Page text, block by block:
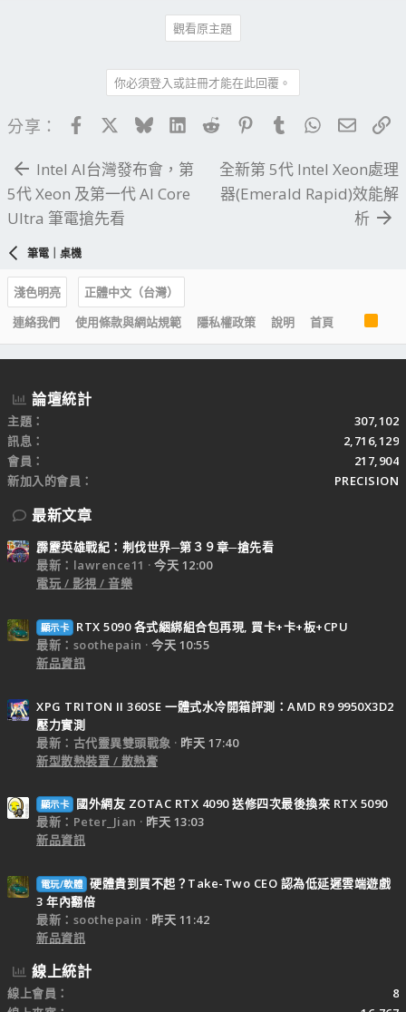
觀看原主題
你必須登入或註冊才能在此回覆。
分享： FacebookBlueskyLinkedIn
Reddit PinterestTumblrWhatsApp
電子
Intel AI台灣發布會，第
5代 Xeon 及第一代 AI Core
Ultra 筆電搶先看
全新第 5代 Intel Xeon處理
器(Emerald Rapid)效能解
析
筆電｜桌機
淺色明亮
正體中文（台灣）
連絡我們
使用條款與網站規範 隱私權政策 說明 首頁
R
S
S
論壇統計
主題
307,102
訊息
2,716,129
會員
217,904
新加入的會員
PRECISION
最新文章
霹靂英雄戰紀：刜伐世界─第３９章─搶先看
最新：lawrence11
今天 12:00
電玩 / 影視 / 音樂
顯示卡
RTX 5090 各式綑綁組合包再現, 買卡+卡+板+CPU
最新：soothepain
今天 10:55
新品資訊
XPG TRITON II 360SE 一體式水冷開箱評測：AMD R9 9950X3D2
壓力實測
最新：古代靈異雙頭戰象
昨天 17:40
新型散熱裝置 / 散熱膏
顯示卡
國外網友 ZOTAC RTX 4090 送修四次最後換來 RTX 5090
最新：Peter_Jian
昨天 13:03
新品資訊
電玩/軟體 硬體貴到買不起？Take-Two CEO 認為低延遲雲端遊戲
3 年內翻倍
最新：soothepain
昨天 11:42
新品資訊
線上統計
線上會員
8